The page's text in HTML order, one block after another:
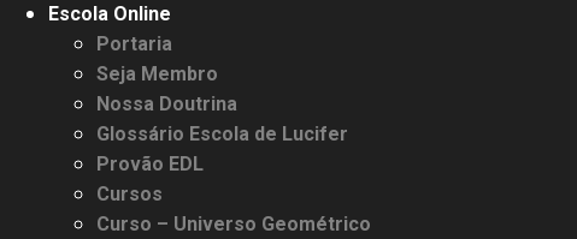
Escola Online
Portaria
Seja Membro
Nossa Doutrina
Glossário Escola de Lucifer
Provão EDL
Cursos
Curso – Universo Geométrico